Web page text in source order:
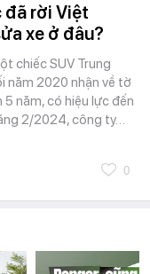
đã rời Việt
xe ở đâu?
chiếc SUV Trung
năm 2020 nhận về tờ
5 năm, có hiệu lực đến
2/2024, công ty…
0